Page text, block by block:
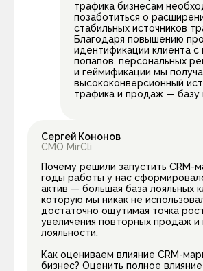
трафика бизнесам
позаботиться о
стабильных источников
Благодаря повышению
идентификации клиента
попапов, персональных
и геймификации мы
высококонверсионный
трафика и продаж — базу
Сергей Кононов
СМО MirCli
Почему решили запустить CRM-
годы работы у нас
актив — большая база лояльных
которую мы никак не
достаточно ощутимая точка
увеличения повторных продаж
лояльности.
Как оцениваем влияние CRM-
бизнес? Оценить полное